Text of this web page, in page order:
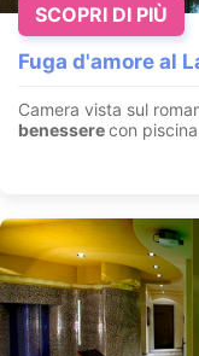
VEDI OFFERTA
Fuga d'amore al
Camera vista sul
benesserecon
SCOPRI DI PIÙ